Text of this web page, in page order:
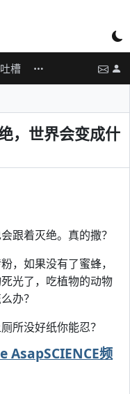
槽
，世界会变成什
跟着灭绝。真的撒？
，如果没有了蜜蜂，
光了，吃植物的动物
办？
所没好纸你能忍？
AsapSCIENCE频